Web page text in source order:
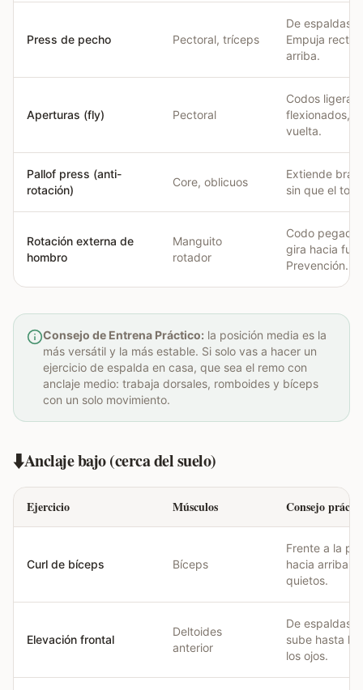
Press de pecho Pectoral, tríceps
De espaldas
Empuja recto,
arriba.
Aperturas (fly) Pectoral
Codos
flexionados,
vuelta.
Pallof press (anti-
rotación)
Core, oblicuos
Extiende
sin que el
Rotación externa de
hombro
Manguito
rotador
Codo pegado
gira hacia
Prevención.
Consejo de Entrena Práctico: la posición media es la
más versátil y la más estable. Si solo vas a hacer un
ejercicio de espalda en casa, que sea el remo con
anclaje medio: trabaja dorsales, romboides y bíceps
con un solo movimiento.
⬇️Anclaje bajo (cerca del suelo)
Ejercicio Músculos Consejo
Curl de bíceps Bíceps
Frente a la
hacia arriba.
quietos.
Elevación frontal
Deltoides
anterior
De espaldas
sube hasta la
los ojos.